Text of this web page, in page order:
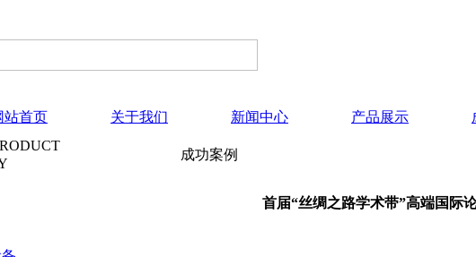
站首页 关于我们 新闻中心 产品展示
成功案例
首届“丝绸之路学术带”高端国际